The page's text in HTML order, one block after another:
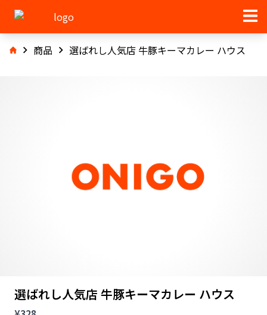
商品 選ばれし人気店 牛豚キーマカレー ハウス
選ばれし人気店 牛豚キーマカレー ハウス